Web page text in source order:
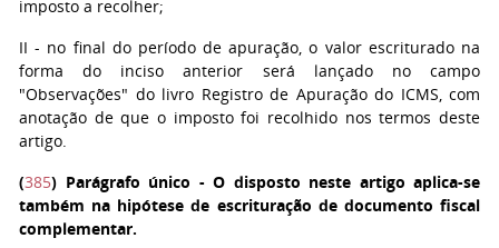
imposto a recolher;
II - no final do período de apuração, o valor escriturado na
forma do inciso anterior será lançado no campo
"Observações" do livro Registro de Apuração do ICMS, com
anotação de que o imposto foi recolhido nos termos deste
artigo.
(385) Parágrafo único - O disposto neste artigo aplica-se
também na hipótese de escrituração de documento fiscal
complementar.